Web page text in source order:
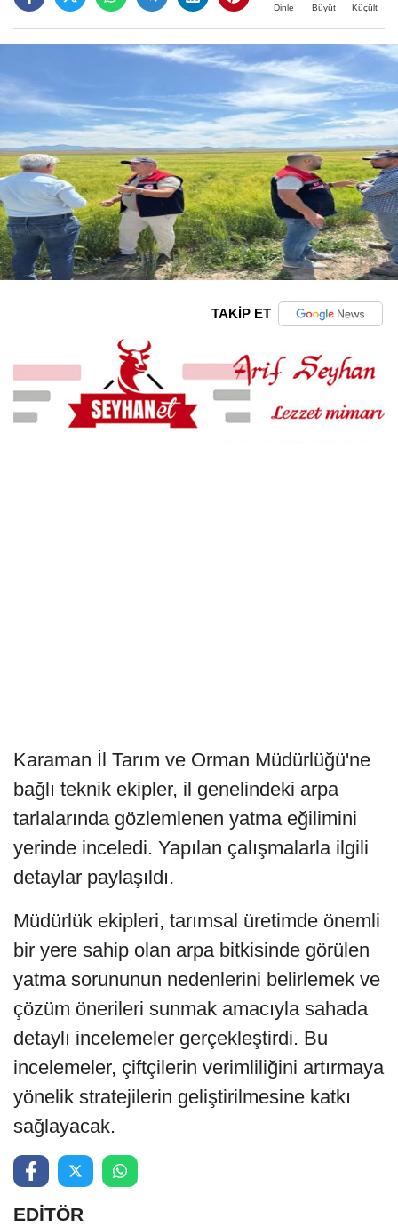
Dinle Büyüt Küçült
TAKİP ET
Karaman İl Tarım ve Orman Müdürlüğü'ne
bağlı teknik ekipler, il genelindeki arpa
tarlalarında gözlemlenen yatma eğilimini
yerinde inceledi. Yapılan çalışmalarla ilgili
detaylar paylaşıldı.
Müdürlük ekipleri, tarımsal üretimde önemli
bir yere sahip olan arpa bitkisinde görülen
yatma sorununun nedenlerini belirlemek ve
çözüm önerileri sunmak amacıyla sahada
detaylı incelemeler gerçekleştirdi. Bu
incelemeler, çiftçilerin verimliliğini artırmaya
yönelik stratejilerin geliştirilmesine katkı
sağlayacak.
EDİTÖR